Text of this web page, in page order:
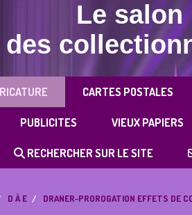
Le salon
des
CARTES POSTALES
PUBLICITES VIEUX PAPIERS
RECHERCHER SUR LE SITE
D À E DRANER-PROROGATION EFFETS DE